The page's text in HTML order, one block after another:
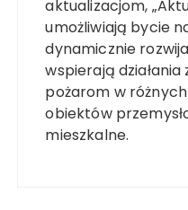
aktualizacjom,
umożliwiają bycie
dynamicznie
wspierają
pożarom w
obiektów
mieszkalne.